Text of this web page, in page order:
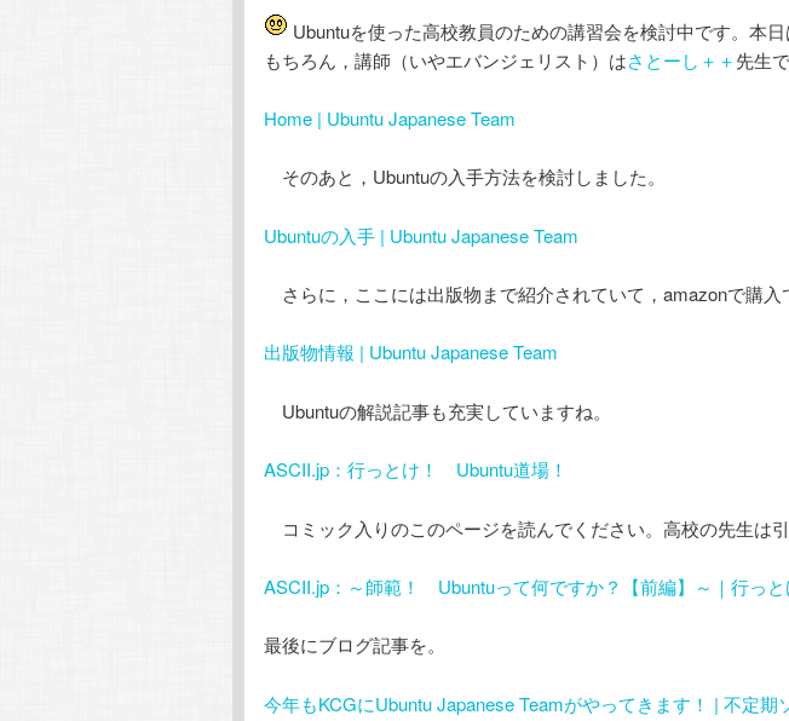
テ
ン
Ubuntuを使った高校教員のための講習会を検討中です。本
もちろん，講師（いやエバンジェリスト）はさとーし＋＋先生
Home | Ubuntu Japanese Team
そのあと，Ubuntuの入手方法を検討しました。
Ubuntuの入手 | Ubuntu Japanese Team
さらに，ここには出版物まで紹介されていて，amazonで購入
出版物情報 | Ubuntu Japanese Team
Ubuntuの解説記事も充実していますね。
ASCII.jp：行っとけ！ Ubuntu道場！
コミック入りのこのページを読んでください。高校の先生は
ASCII.jp：～師範！ Ubuntuって何ですか？【前編】～｜行っ
最後にブログ記事を。
今年もKCGにUbuntu Japanese Teamがやってきます！ | 不定期